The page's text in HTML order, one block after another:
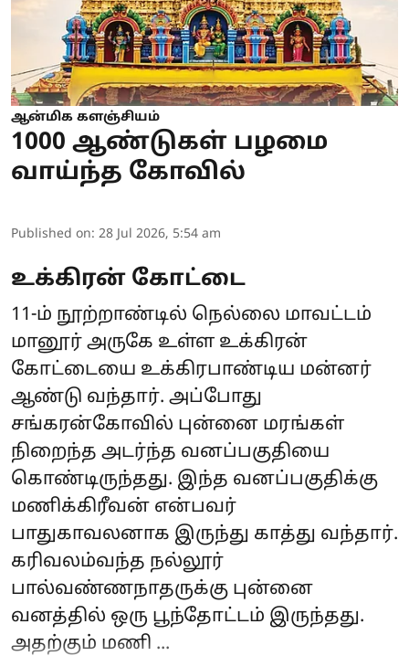
ஆன்மிக களஞ்சியம்
1000 ஆண்டுகள் பழமை
வாய்ந்த கோவில்
Published on: 28 Jul 2026, 5:54 am
உக்கிரன் கோட்டை
11-ம் நூற்றாண்டில் நெல்லை மாவட்டம்
மானூர் அருகே உள்ள உக்கிரன்
கோட்டையை உக்கிரபாண்டிய மன்னர்
ஆண்டு வந்தார். அப்போது
சங்கரன்கோவில் புன்னை மரங்கள்
நிறைந்த அடர்ந்த வனப்பகுதியை
கொண்டிருந்தது. இந்த வனப்பகுதிக்கு
மணிக்கிரீவன் என்பவர்
பாதுகாவலனாக இருந்து காத்து வந்தார்.
கரிவலம்வந்த நல்லூர்
பால்வண்ணநாதருக்கு புன்னை
வனத்தில் ஒரு பூந்தோட்டம் இருந்தது.
அதற்கும் மணி ...